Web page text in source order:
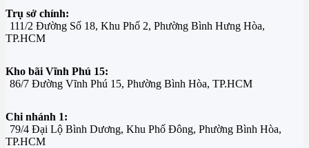
Trụ sở chính:
111/2 Đường Số 18, Khu Phố 2, Phường Bình Hưng Hòa,
TP.HCM
Kho bãi Vĩnh Phú 15:
86/7 Đường Vĩnh Phú 15, Phường Bình Hòa, TP.HCM
Chi nhánh 1:
79/4 Đại Lộ Bình Dương, Khu Phố Đông, Phường Bình Hòa,
TP.HCM